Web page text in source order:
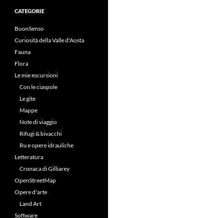
CATEGORIE
BuonSenso
Curiosità della Valle d'Aosta
Fauna
Flora
Le mie escursioni
Con le ciaspole
Le gite
Mappe
Note di viaggio
Rifugi & bivacchi
Ru e opere idrauliche
Letteratura
Cronaca di Gilliarey
OpenStreetMap
Opere d'arte
Land Art
Software